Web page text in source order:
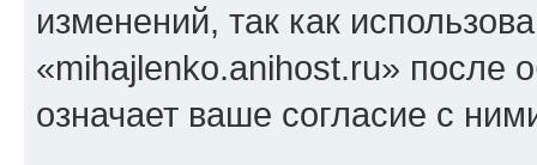
изменений, так как
«mihajlenko.anihost.ru» после
означает ваше согласие с